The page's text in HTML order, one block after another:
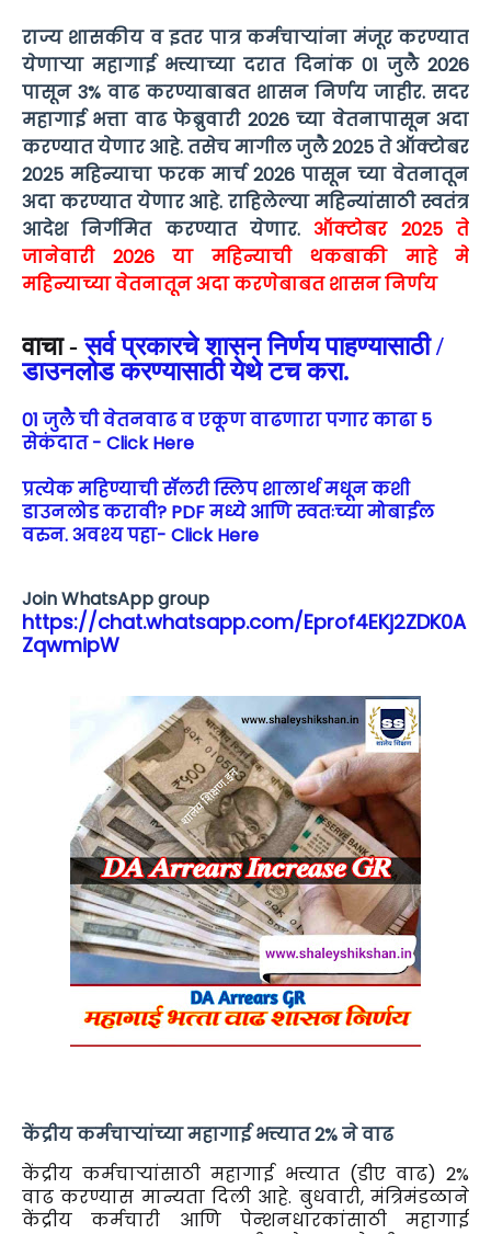
राज्य शासकीय व इतर पात्र कर्मचाऱ्यांना मंजूर करण्यात
येणाऱ्या महागाई भत्त्याच्या दरात दिनांक 01 जुलै 2026
पासून 3% वाढ करण्याबाबत शासन निर्णय जाहीर. सदर
महागाई भत्ता वाढ फेब्रुवारी 2026 च्या वेतनापासून अदा
करण्यात येणार आहे. तसेच मागील जुलै 2025 ते ऑक्टोबर
2025 महिन्याचा फरक मार्च 2026 पासून च्या वेतनातून
अदा करण्यात येणार आहे. राहिलेल्या महिन्यांसाठी स्वतंत्र
आदेश निर्गमित करण्यात येणार. ऑक्टोबर 2025 ते
जानेवारी 2026 या महिन्याची थकबाकी माहे मे
महिन्याच्या वेतनातून अदा करणेबाबत शासन‌ निर्णय
वाचा -सर्व प्रकारचे शासन निर्णय पाहण्यासाठी /
डाउनलोड करण्यासाठी येथे टच करा.
01 जुलै ची वेतनवाढ व एकूण वाढणारा पगार काढा 5
सेकंदात - Click Here
प्रत्येक महिण्याची सॅलरी स्लिप शालार्थ मधून कशी
डाउनलोड करावी? PDF मध्ये आणि स्वतःच्या मोबाईल
वरुन. अवश्य पहा- Click Here
Join WhatsApp group
https://chat.whatsapp.com/Eprof4EKj2ZDK0A
ZqwmipW
केंद्रीय कर्मचाऱ्यांच्या महागाई भत्त्यात 2% ने वाढ
केंद्रीय कर्मचाऱ्यांसाठी महागाई भत्त्यात (डीए वाढ) 2%
वाढ करण्यास मान्यता दिली आहे. बुधवारी, मंत्रिमंडळाने
केंद्रीय कर्मचारी आणि पेन्शनधारकांसाठी महागाई